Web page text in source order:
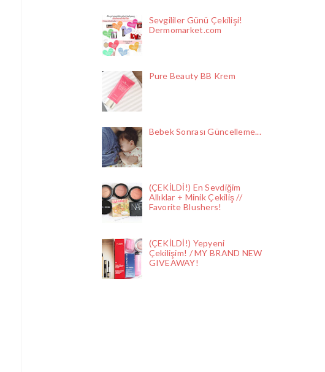
Sevgililer Günü Çekilişi!
Dermomarket.com
Pure Beauty BB Krem
Bebek Sonrası Güncelleme...
(ÇEKİLDİ!) En Sevdiğim
Allıklar + Minik Çekiliş //
Favorite Blushers!
(ÇEKİLDİ!) Yepyeni
Çekilişim! / MY BRAND NEW
GIVEAWAY!